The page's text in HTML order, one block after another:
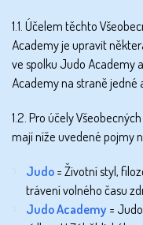
1.1. Účelem těchto
Academy je upravit
ve spolku Judo Academy
Academy na straně jedné
1.2. Pro účely
mají níže uvedené pojmy
Judo= Životní styl,
trávení volného času
Judo Academy =